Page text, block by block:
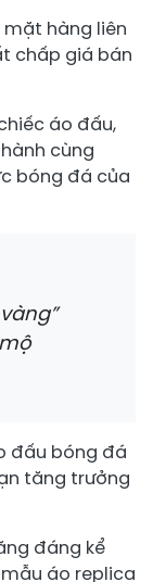
hàng liên
chấp giá bán
áo đấu,
cùng
bóng đá của
đấu bóng đá
tăng trưởng
đáng kể
áo replica